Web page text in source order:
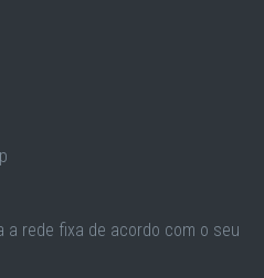
rede fixa de acordo com o seu